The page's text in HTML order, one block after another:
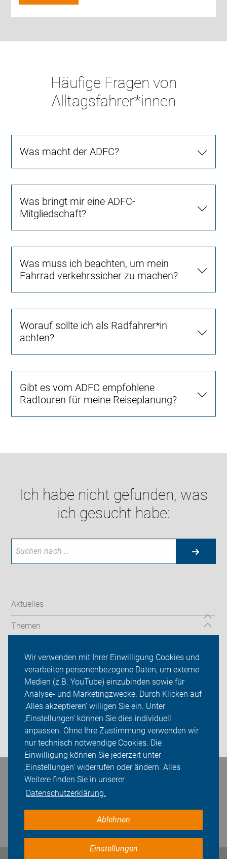
Wir verwenden mit Ihrer Einwilligung Cookies und
verarbeiten personenbezogene Daten, um externe
Medien (z.B. YouTube) einzubinden sowie für
Analyse- und Marketingzwecke. Durch Klicken auf
‚Alles akzeptieren‘ willigen Sie ein. Unter
‚Einstellungen‘ können Sie dies individuell
anpassen. Ohne Ihre Zustimmung verwenden wir
nur technisch notwendige Cookies. Die
Einwilligung können Sie jederzeit unter
‚Einstellungen‘ widerrufen oder ändern. Alles
Weitere finden Sie in unserer
Datenschutzerklärung.
Ablehnen
Einstellungen
Häufige Fragen von
Alltagsfahrer*innen
Was macht der ADFC?
Was bringt mir eine ADFC-
Mitgliedschaft?
Was muss ich beachten, um mein
Fahrrad verkehrssicher zu machen?
Worauf sollte ich als Radfahrer*in
achten?
Gibt es vom ADFC empfohlene
Radtouren für meine Reiseplanung?
Ich habe nicht gefunden, was
ich gesucht habe:
Aktuelles
Themen
Kreisverband Esslingen
Sei dabei
Presse
Login
Bleiben Sie in Kontakt